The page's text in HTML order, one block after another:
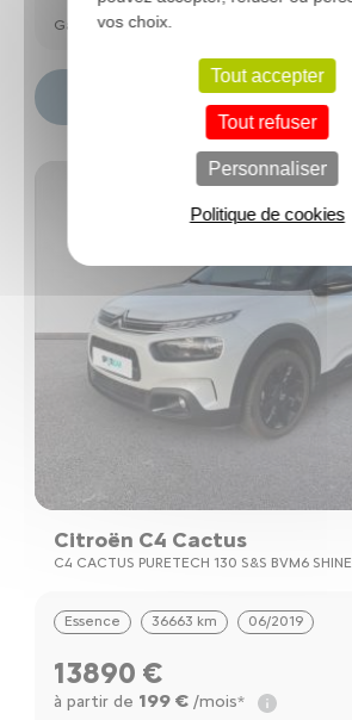
Garantie Spoticar Premium 12 mois
Choisir ce modèle
Citroën C4 Cactus
C4 CACTUS PURETECH 130 S&S BVM6 SHINE
Essence 36663 km 06/2019
13890 €
à partir de 199 €/mois*
vos choix.
Tout accepter
Tout refuser
Personnaliser
Politique de cookies